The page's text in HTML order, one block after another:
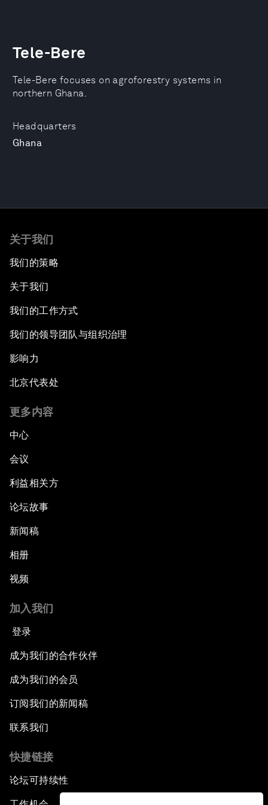
Headquarters
Ghana
Tele-Bere
Tele-Bere focuses on agroforestry systems in
northern Ghana.
关于我们
我们的策略
关于我们
我们的工作方式
我们的领导团队与组织治理
影响力
北京代表处
更多内容
中心
会议
利益相关方
论坛故事
新闻稿
相册
视频
加入我们
登录
成为我们的合作伙伴
成为我们的会员
订阅我们的新闻稿
联系我们
快捷链接
论坛可持续性